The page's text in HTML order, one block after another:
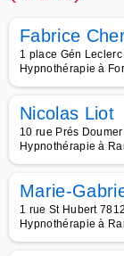
Fabrice
1 place Gén
Hypnothérapie à
Nicolas Liot
10 rue Prés
Hypnothérapie à
Marie-
1 rue St Hubert
Hypnothérapie à